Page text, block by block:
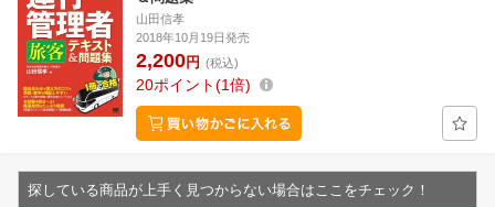
山田信孝
2018年10月19日発売
2,200円 (税込)
20ポイント 1倍
探している商品が上手く見つからない場合はここをチェック！